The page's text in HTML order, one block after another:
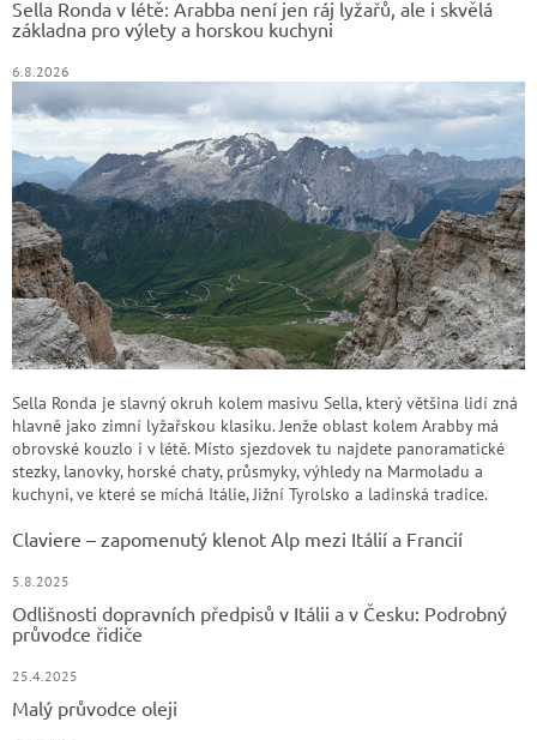
Sella Ronda v létě: Arabba není jen ráj lyžařů, ale i skvělá
základna pro výlety a horskou kuchyni
6.8.2026
Sella Ronda je slavný okruh kolem masivu Sella, který většina lidí zná
hlavně jako zimní lyžařskou klasiku. Jenže oblast kolem Arabby má
obrovské kouzlo i v létě. Místo sjezdovek tu najdete panoramatické
stezky, lanovky, horské chaty, průsmyky, výhledy na Marmoladu a
kuchyni, ve které se míchá Itálie, Jižní Tyrolsko a ladinská tradice.
Claviere – zapomenutý klenot Alp mezi Itálií a Francií
5.8.2025
Odlišnosti dopravních předpisů v Itálii a v Česku: Podrobný
průvodce řidiče
25.4.2025
Malý průvodce oleji